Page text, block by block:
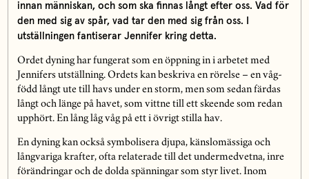
innan människan, och som ska finnas långt efter oss. Vad för
den med sig av spår, vad tar den med sig från oss. I
utställningen fantiserar Jennifer kring detta.
Ordet dyning har fungerat som en öppning in i arbetet med
Jennifers utställning. Ordets kan beskriva en rörelse – en våg-
född långt ute till havs under en storm, men som sedan färdas
långt och länge på havet, som vittne till ett skeende som redan
upphört. En lång låg våg på ett i övrigt stilla hav.
En dyning kan också symbolisera djupa, känslomässiga och
långvariga krafter, ofta relaterade till det undermedvetna, inre
förändringar och de dolda spänningar som styr livet. Inom